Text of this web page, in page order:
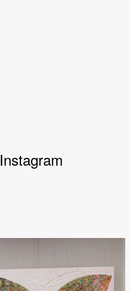
Instagram